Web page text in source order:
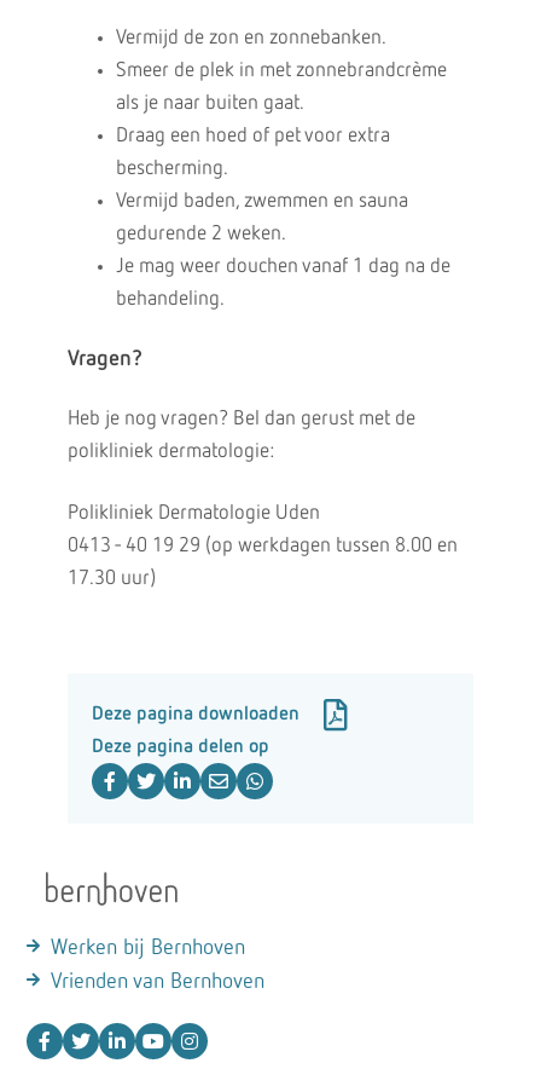
Vermijd de zon en zonnebanken.
Smeer de plek in met zonnebrandcrème
als je naar buiten gaat.
Draag een hoed of pet voor extra
bescherming.
Vermijd baden, zwemmen en sauna
gedurende 2 weken.
Je mag weer douchen vanaf 1 dag na de
behandeling.
Vragen?
Heb je nog vragen? Bel dan gerust met de
polikliniek dermatologie:
Polikliniek Dermatologie Uden
0413 - 40 19 29 (op werkdagen tussen 8.00 en
17.30 uur)
Deze pagina downloaden
Deze pagina delen op
Werken bij Bernhoven
Vrienden van Bernhoven